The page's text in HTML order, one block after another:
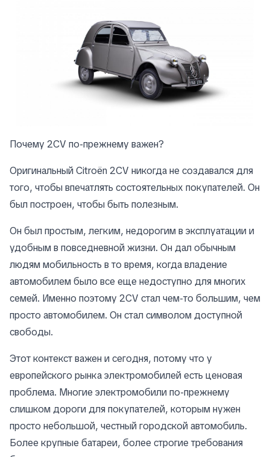
Почему 2CV по-прежнему важен?
Оригинальный Citroën 2CV никогда не создавался для
того, чтобы впечатлять состоятельных покупателей. Он
был построен, чтобы быть полезным.
Он был простым, легким, недорогим в эксплуатации и
удобным в повседневной жизни. Он дал обычным
людям мобильность в то время, когда владение
автомобилем было все еще недоступно для многих
семей. Именно поэтому 2CV стал чем-то большим, чем
просто автомобилем. Он стал символом доступной
свободы.
Этот контекст важен и сегодня, потому что у
европейского рынка электромобилей есть ценовая
проблема. Многие электромобили по-прежнему
слишком дороги для покупателей, которым нужен
просто небольшой, честный городской автомобиль.
Более крупные батареи, более строгие требования